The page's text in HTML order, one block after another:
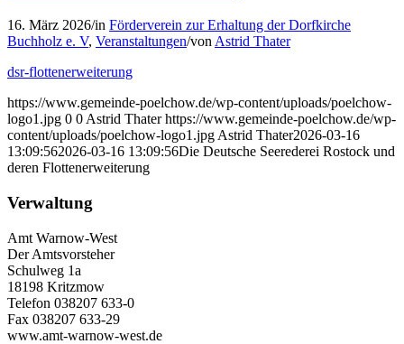
16. März 2026/in Förderverein zur Erhaltung der Dorfkirche
Buchholz e. V, Veranstaltungen/von Astrid Thater
dsr-flottenerweiterung
https://www.gemeinde-poelchow.de/wp-content/uploads/poelchow-
logo1.jpg 0 0 Astrid Thater https://www.gemeinde-poelchow.de/wp-
content/uploads/poelchow-logo1.jpg Astrid Thater2026-03-16
13:09:562026-03-16 13:09:56Die Deutsche Seerederei Rostock und
deren Flottenerweiterung
Verwaltung
Amt Warnow-West
Der Amtsvorsteher
Schulweg 1a
18198 Kritzmow
Telefon 038207 633-0
Fax 038207 633-29
www.amt-warnow-west.de